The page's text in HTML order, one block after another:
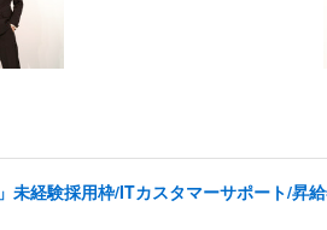
未経験採用枠/ITカスタマーサポート/昇